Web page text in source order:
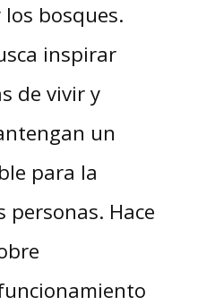
bosques.
inspirar
de vivir y
un
para la
personas. Hace